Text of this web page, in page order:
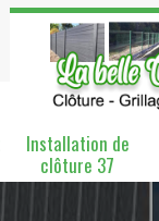
Installation de
clôture 37